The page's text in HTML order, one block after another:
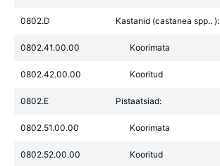
0802.D Kastanid (castanea spp.. ):
0802.41.00.00 Koorimata
0802.42.00.00 Kooritud
0802.E Pistaatsiad:
0802.51.00.00 Koorimata
0802.52.00.00 Kooritud